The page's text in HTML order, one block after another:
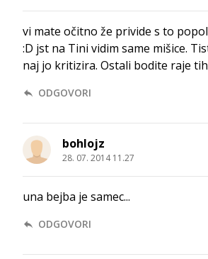
vi mate očitno že privide s to
:D jst na Tini vidim same mišice.
naj jo kritizira. Ostali bodite raje
ODGOVORI
bohlojz
28. 07. 2014 11.27
una bejba je samec...
ODGOVORI